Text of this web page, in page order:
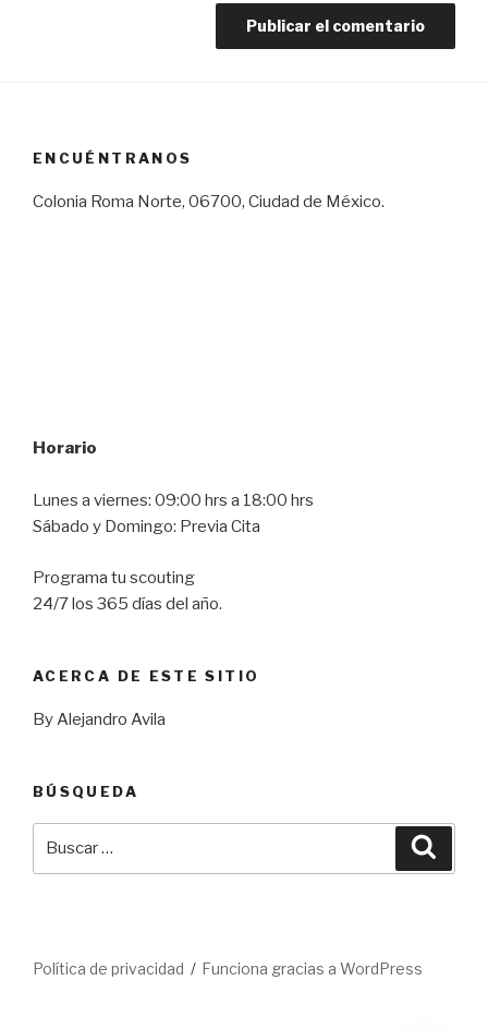
ENCUÉNTRANOS
Colonia Roma Norte, 06700, Ciudad de México.
Horario
Lunes a viernes: 09:00 hrs a 18:00 hrs
Sábado y Domingo: Previa Cita
Programa tu scouting
24/7 los 365 días del año.
ACERCA DE ESTE SITIO
By Alejandro Avila
BÚSQUEDA
Política de privacidad Funciona gracias a WordPress